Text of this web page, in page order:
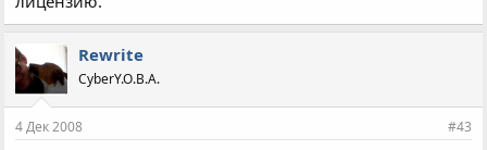
Rewrite
CyberY.O.B.A.
4 Дек 2008 #43